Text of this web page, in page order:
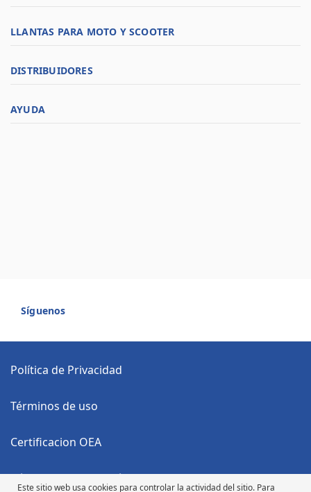
Este sitio web usa cookies para controlar la actividad del sitio. Para
LLANTAS PARA MOTO Y SCOOTER
DISTRIBUIDORES
AYUDA
Síguenos
Política de Privacidad
Términos de uso
Certificacion OEA
Código Anticorrupción